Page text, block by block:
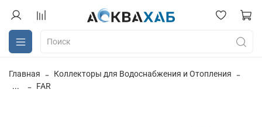
Главная
Коллекторы для Водоснабжения и Отопления
...
FAR